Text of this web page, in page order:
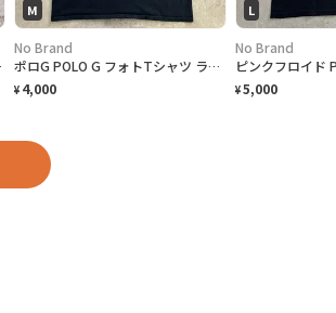
ィンテージ
M
No Brand
ポロG POLO G フォトTシャツ ラップT メンズM 黒 古着 バンT ミュージックT ヒップホップ The Goat HALL of FAME 黒色
¥ 4,000
L
No Brand
¥5,000